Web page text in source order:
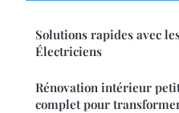
Solutions rapides avec
Électriciens
Rénovation intérieur
complet pour